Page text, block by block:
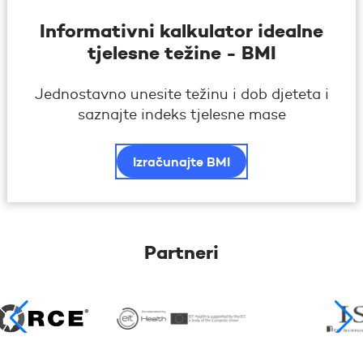
Informativni kalkulator idealne
tjelesne težine - BMI
Jednostavno unesite težinu i dob djeteta i
saznajte indeks tjelesne mase
Izračunajte BMI
Partneri